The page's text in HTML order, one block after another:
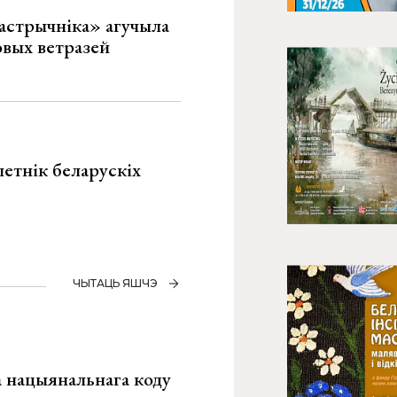
агучыла
ветразей
беларускіх
ЧЫТАЦЬ ЯШЧЭ
нацыянальнага коду